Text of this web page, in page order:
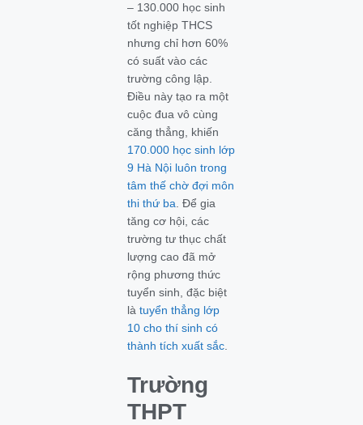
– 130.000 học sinh
tốt nghiệp THCS
nhưng chỉ hơn 60%
có suất vào các
trường công lập.
Điều này tạo ra một
cuộc đua vô cùng
căng thẳng, khiến
170.000 học sinh lớp
9 Hà Nội luôn trong
tâm thế chờ đợi môn
thi thứ ba . Để gia
tăng cơ hội, các
trường tư thục chất
lượng cao đã mở
rộng phương thức
tuyển sinh, đặc biệt
làtuyển thẳng lớp
10 cho thí sinh có
thành tích xuất sắc
Trường
THPT